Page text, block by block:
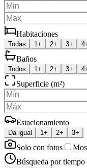
Habitaciones
Todas 1+ 2+ 3+
Baños
Todos 1+ 2+ 3+
Superficie (m²)
Estacionamiento
Da igual 1+ 2+ 3+
Solo con fotos
Búsqueda por tiempo